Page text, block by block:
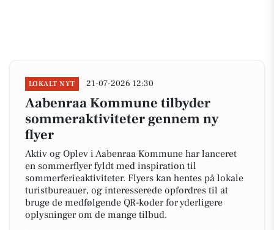
LOKALT NYT 21-07-2026 12:30
Aabenraa Kommune tilbyder
sommeraktiviteter gennem ny
flyer
Aktiv og Oplev i Aabenraa Kommune har lanceret
en sommerflyer fyldt med inspiration til
sommerferieaktiviteter. Flyers kan hentes på lokale
turistbureauer, og interesserede opfordres til at
bruge de medfølgende QR-koder for yderligere
oplysninger om de mange tilbud.